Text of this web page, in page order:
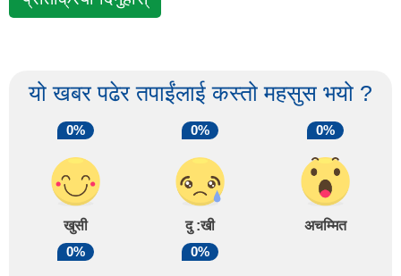
यो खबर पढेर तपाईंलाई कस्तो महसुस भयो ?
0%
खुसी
0%
दु :खी
0%
अचम्मित
0%
0%